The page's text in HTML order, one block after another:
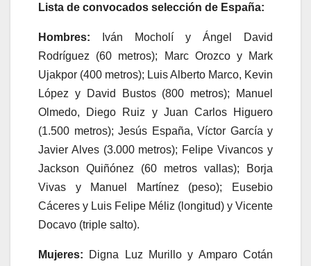
Lista de convocados selección de España:
Hombres: Iván Mocholí y Ángel David
Rodríguez (60 metros); Marc Orozco y Mark
Ujakpor (400 metros); Luis Alberto Marco, Kevin
López y David Bustos (800 metros); Manuel
Olmedo, Diego Ruiz y Juan Carlos Higuero
(1.500 metros); Jesús España, Víctor García y
Javier Alves (3.000 metros); Felipe Vivancos y
Jackson Quiñónez (60 metros vallas); Borja
Vivas y Manuel Martínez (peso); Eusebio
Cáceres y Luis Felipe Méliz (longitud) y Vicente
Docavo (triple salto).
Mujeres: Digna Luz Murillo y Amparo Cotán